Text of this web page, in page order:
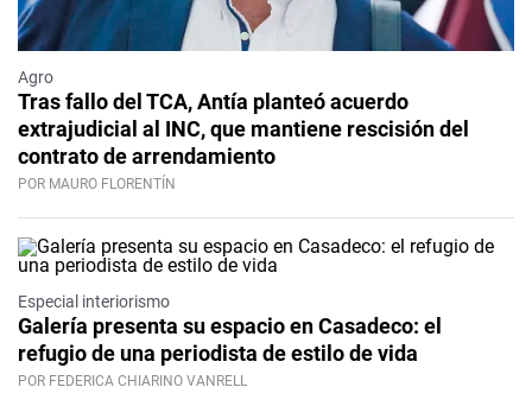
Agro
Tras fallo del TCA, Antía planteó acuerdo
extrajudicial al INC, que mantiene rescisión del
contrato de arrendamiento
POR MAURO FLORENTÍN
Especial interiorismo
Galería presenta su espacio en Casadeco: el
refugio de una periodista de estilo de vida
POR FEDERICA CHIARINO VANRELL